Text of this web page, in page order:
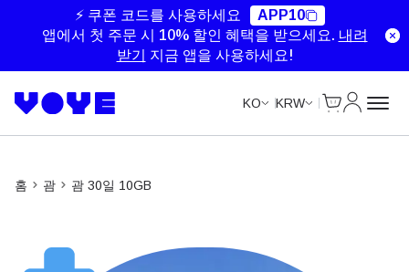
⚡ 쿠폰 코드를 사용하세요
APP10
앱에서 첫 주문 시 10% 할인 혜택을 받으세요. 내려
받기
지금 앱을 사용하세요!
KO KRW
홈 괌 괌 30일 10GB